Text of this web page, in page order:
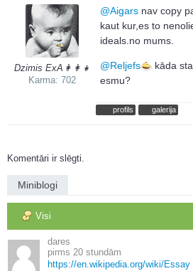
Dzimis ExA👩‍👩‍👧‍
Karma: 702
@Aigars nav copy
kaut kur,es to
ideals.no mums.
@Reljefs
kāda
esmu?
profils galerija
Komentāri ir slēgti.
Miniblogi
Visi
dares
20 stundām
https://en.wikipedia.org/wiki/Essay